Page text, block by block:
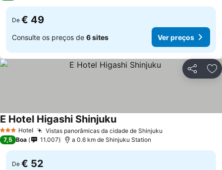
De € 49
Consulte os preços de 6 sites Ver preços
Partilhar
3 EstrelasHotel Vistas panorâmicas da cidade de Shinjuku
E Hotel Higashi ShinjukuVer preços
7,5 Boa 11.007 a 0.6 km de Shinjuku Station
De € 52